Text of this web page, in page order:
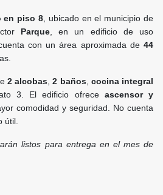
en piso 8 , ubicado en el municipio de
Parque, en un edificio de uso
con un área aproximada de 44
2 alcobas 2 baños, cocina integral
3. El edificio ofrece ascensor y
comodidad y seguridad. No cuenta
útil.
listos para entrega en el mes de